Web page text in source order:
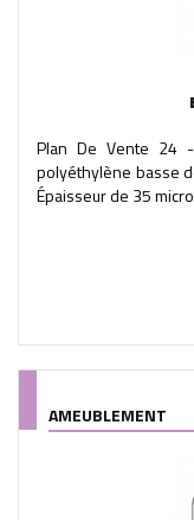
Plan De Vente 24
polyéthylène basse
Épaisseur de 35
AMEUBLEMENT